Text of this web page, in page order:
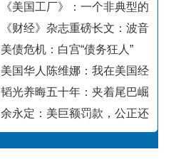
《美国工厂》：一个非典型的
《财经》杂志重磅长文：波音
美债危机：白宫“债务狂人”
美国华人陈维娜：我在美国经
韬光养晦五十年：夹着尾巴崛
余永定：美巨额罚款，公正还